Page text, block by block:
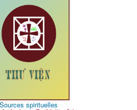
Sources spirituelles